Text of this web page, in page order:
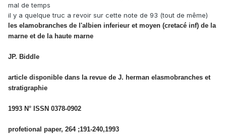
mal de temps
il y a quelque truc a revoir sur cette note de 93 (tout de même)
les elamobranches de l'albien inferieur et moyen (cretacé inf) de la
marne et de la haute marne
JP. Biddle
article disponible dans la revue de J. herman elasmobranches et
stratigraphie
1993 N° ISSN 0378-0902
profetional paper, 264 ;191-240,1993